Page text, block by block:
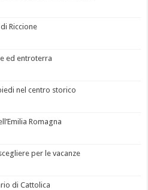
Riccione
ed entroterra
nel centro storico
Romagna
per le vacanze
di Cattolica